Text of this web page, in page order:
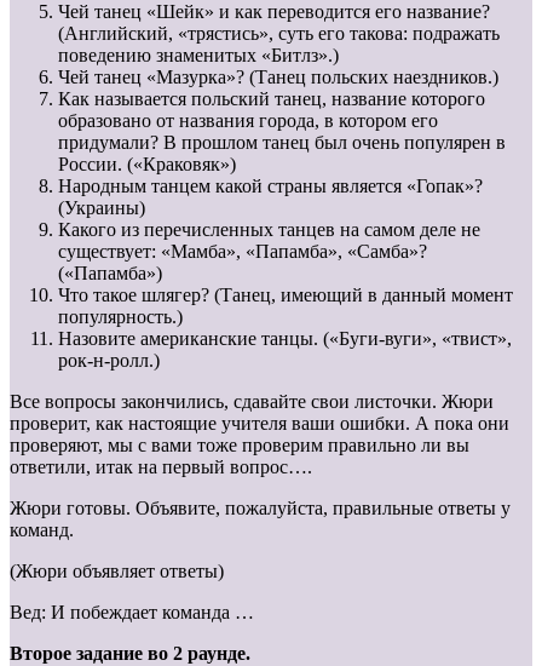
Чей танец «Шейк» и как переводится его название?
(Английский, «трястись», суть его такова: подражать
поведению знаменитых «Битлз».)
Чей танец «Мазурка»? (Танец польских наездников.)
Как называется польский танец, название которого
образовано от названия города, в котором его
придумали? В прошлом танец был очень популярен в
России. («Краковяк»)
Народным танцем какой страны является «Гопак»?
(Украины)
Какого из перечисленных танцев на самом деле не
существует: «Мамба», «Папамба», «Самба»?
(«Папамба»)
Что такое шлягер? (Танец, имеющий в данный момент
популярность.)
Назовите американские танцы. («Буги-вуги», «твист»,
рок-н-ролл.)
Все вопросы закончились, сдавайте свои листочки. Жюри
проверит, как настоящие учителя ваши ошибки. А пока они
проверяют, мы с вами тоже проверим правильно ли вы
ответили, итак на первый вопрос….
Жюри готовы. Объявите, пожалуйста, правильные ответы у
команд.
(Жюри объявляет ответы)
Вед: И побеждает команда …
Второе задание во 2 раунде.